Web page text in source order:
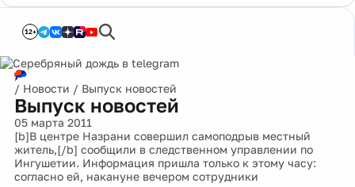
12+
/ Новости / Выпуск новостей
Выпуск новостей
05 марта 2011
[b]В центре Назрани совершил самоподрыв местный
житель,[/b] сообщили в следственном управлении по
Ингушетии. Информация пришла только к этому часу:
согласно ей, накануне вечером сотрудники